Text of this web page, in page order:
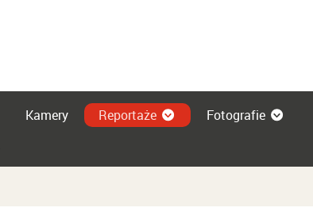
Kamery Reportaże Fotografie